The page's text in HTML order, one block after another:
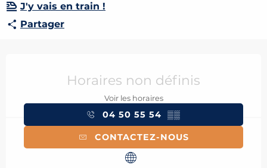
J'y vais en train !
Partager
Horaires non définis
Voir les horaires
04 50 55 54 ▒▒
CONTACTEZ-NOUS